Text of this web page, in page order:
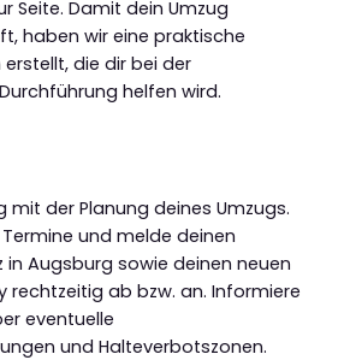
Seite. Damit dein Umzug
haben wir eine praktische
die dir bei der
helfen wird.
mit der Planung deines Umzugs.
und melde deinen
in Augsburg sowie deinen neuen
rechtzeitig ab bzw. an. Informiere
eventuelle
und Halteverbotszonen.